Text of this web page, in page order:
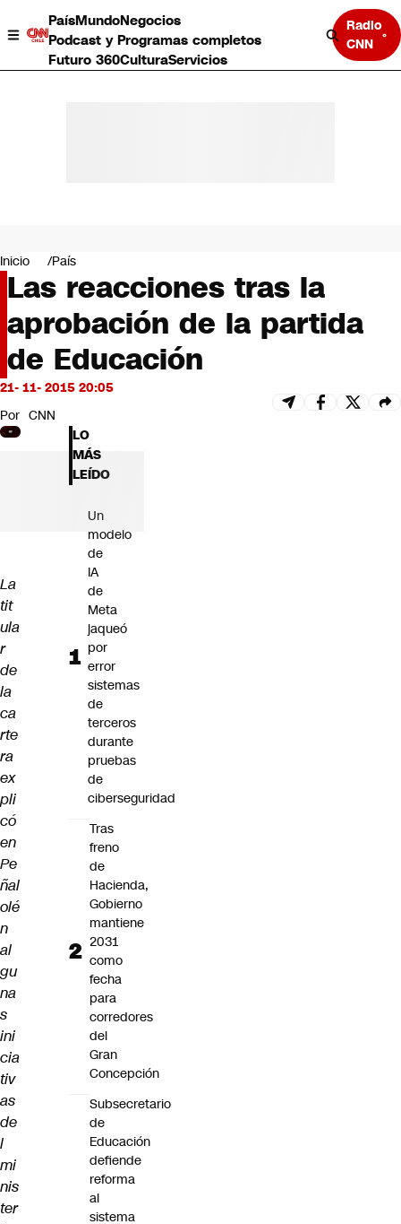
PaísMundoNegocios
Podcast y Programas completos
Futuro 360CulturaServicios
Radio
CNN
Negocios
Deportes
Programas completos
Cultura
Servicios
Bits
CNN tiempo
Futuro 360
Opinión
Inicio País
Las reacciones tras la
aprobación de la partida
de Educación
21- 11- 2015 20:05
Por CNN
La
tit
ula
r
de
la
ca
rte
ra
ex
pli
có
en
Pe
ñal
olé
n
al
gu
na
s
ini
cia
tiv
as
de
l
mi
nis
ter
LO
MÁS
LEÍDO
Un
modelo
de
IA
de
Meta
jaqueó
por
error
sistemas
de
terceros
durante
pruebas
de
ciberseguridad
Tras
freno
de
Hacienda,
Gobierno
mantiene
2031
como
fecha
para
corredores
del
Gran
Concepción
Subsecretario
de
Educación
defiende
reforma
al
sistema